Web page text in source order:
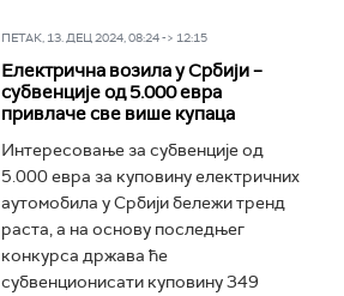
ПЕТАК, 13. ДЕЦ 2024, 08:24 -> 12:15
Електрична возила у Србији –
субвенције од 5.000 евра
привлаче све више купаца
Интересовање за субвенције од
5.000 евра за куповину електричних
аутомобила у Србији бележи тренд
раста, а на основу последњег
конкурса држава ће
субвенционисати куповину 349